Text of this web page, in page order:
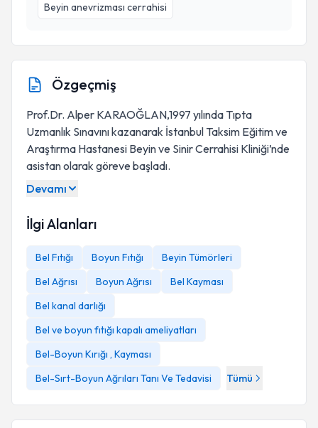
Beyin anevrizması cerrahisi
Özgeçmiş
Prof.Dr. Alper KARAOĞLAN,1997 yılında Tıpta
Uzmanlık Sınavını kazanarak İstanbul Taksim Eğitim ve
Araştırma Hastanesi Beyin ve Sinir Cerrahisi Kliniği’nde
asistan olarak göreve başladı.
Devamı
İlgi Alanları
Bel Fıtığı Boyun Fıtığı
Beyin Tümörleri
Bel Ağrısı
Boyun Ağrısı
Bel Kayması
Bel kanal darlığı
Bel ve boyun fıtığı kapalı ameliyatları
Bel-Boyun Kırığı , Kayması
Bel-Sırt-Boyun Ağrıları Tanı Ve Tedavisi
Tümü